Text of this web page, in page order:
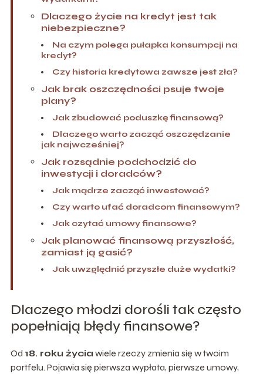
Dlaczego życie na kredyt jest tak
niebezpieczne?
Na czym polega pułapka konsumpcji na
kredyt?
Czy historia kredytowa zawsze jest zła?
Jak brak oszczędności psuje twoje
plany?
Jak zbudować poduszkę finansową?
Dlaczego warto zacząć oszczędzanie
jak najwcześniej?
Jak rozsądnie podchodzić do
inwestycji i doradców?
Jak mądrze zacząć inwestować?
Czy warto ufać doradcom finansowym?
Jak czytać umowy finansowe?
Jak planować finansową przyszłość,
zamiast ją gasić?
Jak uwzględnić przyszłe duże wydatki?
Dlaczego młodzi dorośli tak często
popełniają błędy finansowe?
Od 18. roku życia wiele rzeczy zmienia się w twoim
portfelu. Pojawia się pierwsza wypłata, pierwsze umowy,